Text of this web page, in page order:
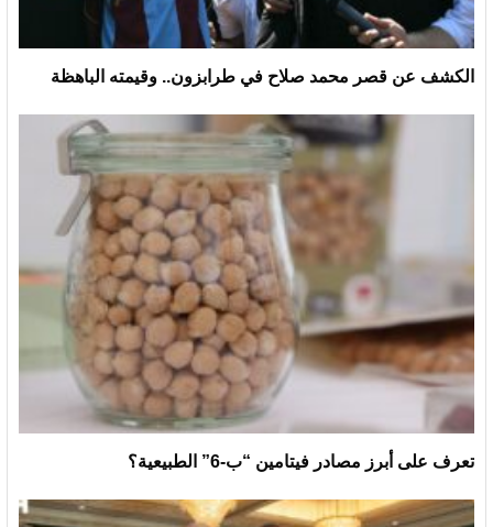
الكشف عن قصر محمد صلاح في طرابزون.. وقيمته الباهظة
تعرف على أبرز مصادر فيتامين “ب-6” الطبيعية؟